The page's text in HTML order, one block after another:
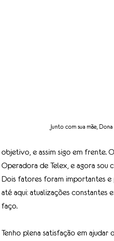
Junto com sua mãe,
objetivo, e assim sigo em frente.
Operadora de Telex, e agora
Dois fatores foram importantes e
até aqui: atualizações constantes
faço.
Tenho plena satisfação em ajudar